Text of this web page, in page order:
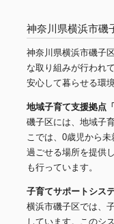
神奈川県横浜市磯
神奈川県横浜市磯子
な取り組みが行われ
安心して暮らせる環
地域子育て支援拠点
磯子区には、地域子
こでは、0歳児から
過ごせる場所を提供
も行っています。
子育てサポートシス
横浜市磯子区では、
しています。このシ